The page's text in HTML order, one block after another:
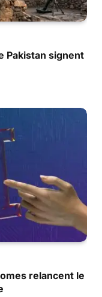
Pakistan signent
relancent le